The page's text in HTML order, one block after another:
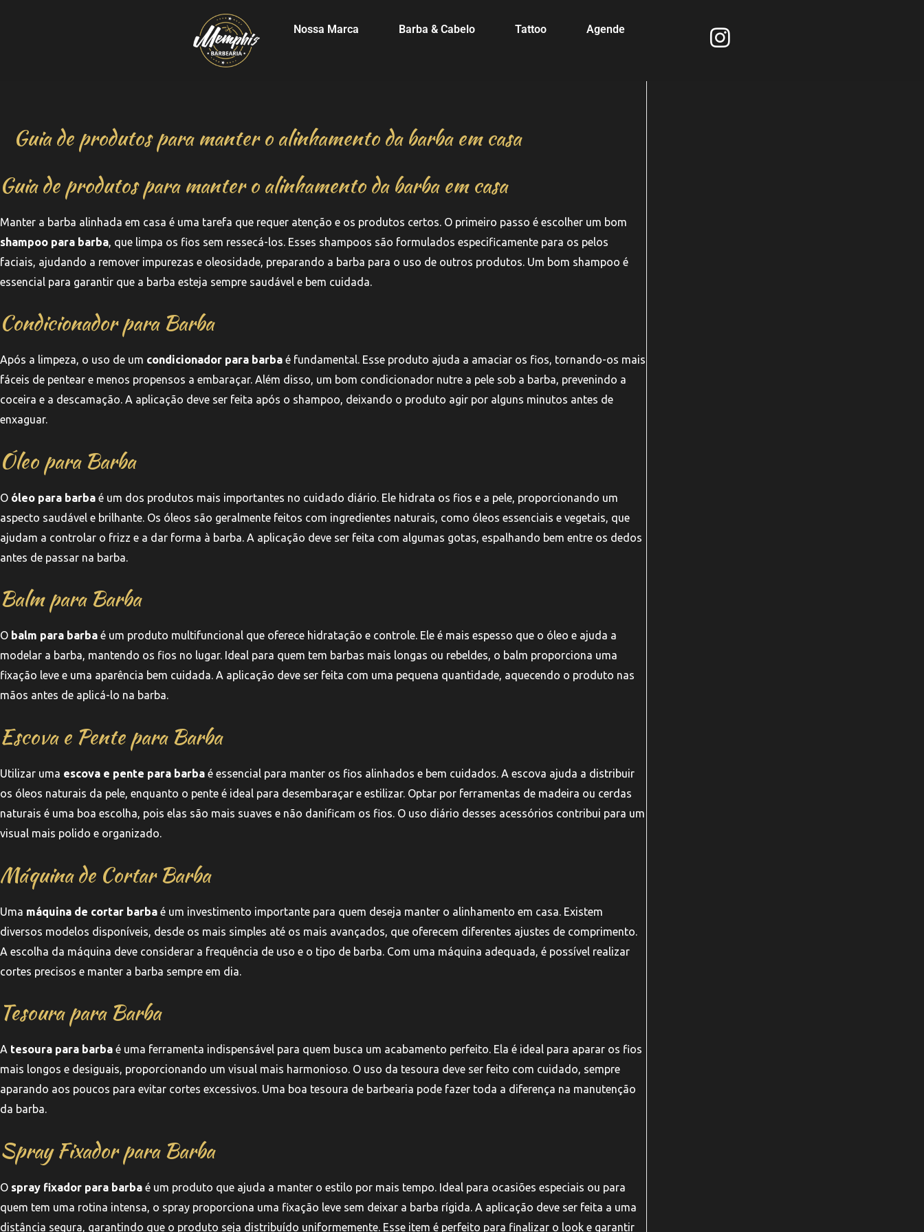
Nossa Marca Barba & Cabelo Tattoo Agende
Guia de produtos para manter o alinhamento da barba em casa
Guia de produtos para manter o alinhamento da barba em casa
Manter a barba alinhada em casa é uma tarefa que requer atenção e os produtos certos. O primeiro passo é escolher um bom
shampoo para barba, que limpa os fios sem ressecá-los. Esses shampoos são formulados especificamente para os pelos
faciais, ajudando a remover impurezas e oleosidade, preparando a barba para o uso de outros produtos. Um bom shampoo é
essencial para garantir que a barba esteja sempre saudável e bem cuidada.
Condicionador para Barba
Após a limpeza, o uso de um condicionador para barba é fundamental. Esse produto ajuda a amaciar os fios, tornando-os mais
fáceis de pentear e menos propensos a embaraçar. Além disso, um bom condicionador nutre a pele sob a barba, prevenindo a
coceira e a descamação. A aplicação deve ser feita após o shampoo, deixando o produto agir por alguns minutos antes de
enxaguar.
Óleo para Barba
O óleo para barba é um dos produtos mais importantes no cuidado diário. Ele hidrata os fios e a pele, proporcionando um
aspecto saudável e brilhante. Os óleos são geralmente feitos com ingredientes naturais, como óleos essenciais e vegetais, que
ajudam a controlar o frizz e a dar forma à barba. A aplicação deve ser feita com algumas gotas, espalhando bem entre os dedos
antes de passar na barba.
Balm para Barba
O balm para barba é um produto multifuncional que oferece hidratação e controle. Ele é mais espesso que o óleo e ajuda a
modelar a barba, mantendo os fios no lugar. Ideal para quem tem barbas mais longas ou rebeldes, o balm proporciona uma
fixação leve e uma aparência bem cuidada. A aplicação deve ser feita com uma pequena quantidade, aquecendo o produto nas
mãos antes de aplicá-lo na barba.
Escova e Pente para Barba
Utilizar uma escova e pente para barba é essencial para manter os fios alinhados e bem cuidados. A escova ajuda a distribuir
os óleos naturais da pele, enquanto o pente é ideal para desembaraçar e estilizar. Optar por ferramentas de madeira ou cerdas
naturais é uma boa escolha, pois elas são mais suaves e não danificam os fios. O uso diário desses acessórios contribui para um
visual mais polido e organizado.
Máquina de Cortar Barba
Uma máquina de cortar barba é um investimento importante para quem deseja manter o alinhamento em casa. Existem
diversos modelos disponíveis, desde os mais simples até os mais avançados, que oferecem diferentes ajustes de comprimento.
A escolha da máquina deve considerar a frequência de uso e o tipo de barba. Com uma máquina adequada, é possível realizar
cortes precisos e manter a barba sempre em dia.
Tesoura para Barba
A tesoura para barba é uma ferramenta indispensável para quem busca um acabamento perfeito. Ela é ideal para aparar os fios
mais longos e desiguais, proporcionando um visual mais harmonioso. O uso da tesoura deve ser feito com cuidado, sempre
aparando aos poucos para evitar cortes excessivos. Uma boa tesoura de barbearia pode fazer toda a diferença na manutenção
da barba.
Spray Fixador para Barba
O spray fixador para barba é um produto que ajuda a manter o estilo por mais tempo. Ideal para ocasiões especiais ou para
quem tem uma rotina intensa, o spray proporciona uma fixação leve sem deixar a barba rígida. A aplicação deve ser feita a uma
distância segura, garantindo que o produto seja distribuído uniformemente. Esse item é perfeito para finalizar o look e garantir